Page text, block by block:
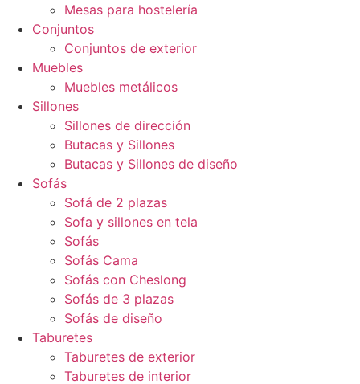
Mesas para hostelería
Conjuntos
Conjuntos de exterior
Muebles
Muebles metálicos
Sillones
Sillones de dirección
Butacas y Sillones
Butacas y Sillones de diseño
Sofás
Sofá de 2 plazas
Sofa y sillones en tela
Sofás
Sofás Cama
Sofás con Cheslong
Sofás de 3 plazas
Sofás de diseño
Taburetes
Taburetes de exterior
Taburetes de interior